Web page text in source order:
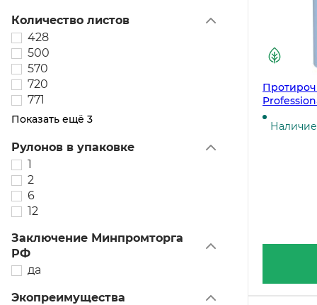
Количество листов
428
500
570
720
771
Показать ещё 3
Рулонов в упаковке
1
2
6
12
Заключение Минпромторга
РФ
да
Экопреимущества
синий,
упаковке